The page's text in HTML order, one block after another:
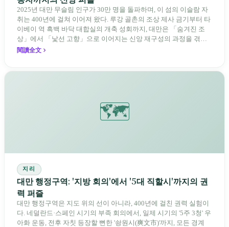
2025년 대만 무슬림 인구가 30만 명을 돌파하며, 이 섬의 이슬람 자
취는 400년에 걸쳐 이어져 왔다. 루강 골촌의 조상 제사 금기부터 타
이베이 역 흑백 바닥 대합실의 개축 성회까지, 대만은 「숨겨진 조
상」에서 「낯선 고향」으로 이어지는 신앙 재구성의 과정을 겪고
있다.
閱讀全文
🗺️
지리
대만 행정구역: '지방 회의'에서 '5대 직할시'까지의 권
력 퍼즐
대만 행정구역은 지도 위의 선이 아니라, 400년에 걸친 권력 실험이
다. 네덜란드·스페인 시기의 부족 회의에서, 일제 시기의 '5주 3청' 우
아화 운동, 전후 자칫 등장할 뻔한 '솽원시(爽文市)'까지, 모든 경계